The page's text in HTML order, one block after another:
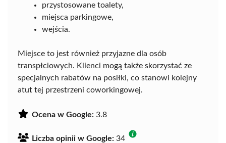
przystosowane toalety,
miejsca parkingowe,
wejścia.
Miejsce to jest również przyjazne dla osób
transpłciowych. Klienci mogą także skorzystać ze
specjalnych rabatów na posiłki, co stanowi kolejny
atut tej przestrzeni coworkingowej.
Ocena w Google: 3.8
Liczba opinii w Google: 34